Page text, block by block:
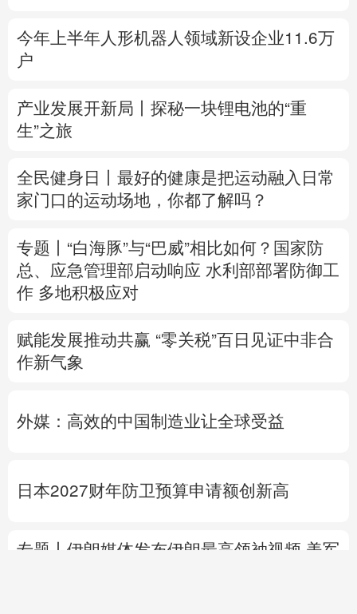
Português
今年上半年人形机器人领域新设企业11.6万
户
产业发展开新局丨 探秘一块锂电池的“重
生”之旅
全民健身日丨 最好的健康是把运动融入日常
家门口的运动场地，你都了解吗？
专题丨 “白海豚”与“巴威”相比如何？ 国家防
总、应急管理部启动响应 水利部部署防御工
作 多地积极应对
赋能发展推动共赢 “零关税”百日见证中非合
作新气象
外媒：高效的中国制造业让全球受益
日本2027财年防卫预算申请额创新高
专题丨 伊朗媒体发布伊朗最高领袖视频 美军